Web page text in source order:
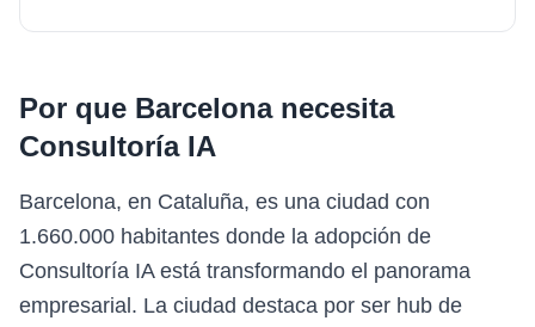
Por que Barcelonanecesita
Consultoría IA
Barcelona, en Cataluña, es una ciudad con
1.660.000 habitantes donde la adopción de
Consultoría IA está transformando el panorama
empresarial. La ciudad destaca por ser hub de